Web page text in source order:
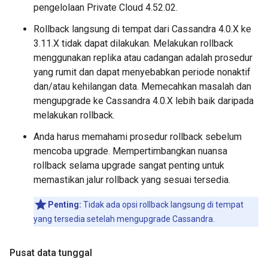
pengelolaan Private Cloud 4.52.02.
Rollback langsung di tempat dari Cassandra 4.0.X ke
3.11.X tidak dapat dilakukan. Melakukan rollback
menggunakan replika atau cadangan adalah prosedur
yang rumit dan dapat menyebabkan periode nonaktif
dan/atau kehilangan data. Memecahkan masalah dan
mengupgrade ke Cassandra 4.0.X lebih baik daripada
melakukan rollback.
Anda harus memahami prosedur rollback sebelum
mencoba upgrade. Mempertimbangkan nuansa
rollback selama upgrade sangat penting untuk
memastikan jalur rollback yang sesuai tersedia.
Penting: Tidak ada opsi rollback langsung di tempat
yang tersedia setelah mengupgrade Cassandra.
Pusat data tunggal